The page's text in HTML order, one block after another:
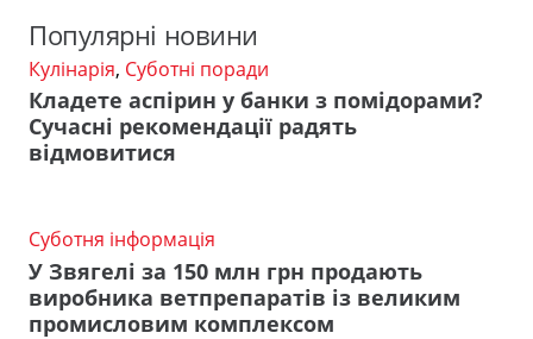
Популярні новини
Кулінарія, Суботні поради
Кладете аспірин у банки з помідорами?
Сучасні рекомендації радять
відмовитися
Суботня інформація
У Звягелі за 150 млн грн продають
виробника ветпрепаратів із великим
промисловим комплексом